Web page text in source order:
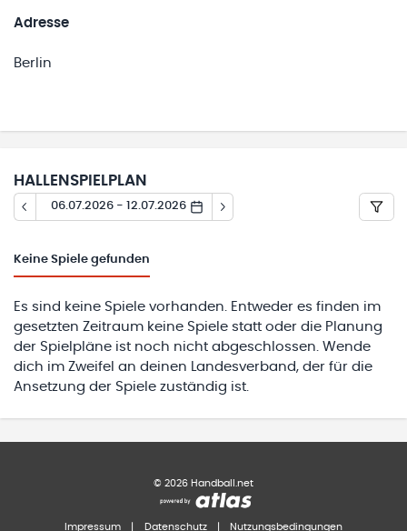
Adresse
Berlin
HALLENSPIELPLAN
06.07.2026 - 12.07.2026
Keine Spiele gefunden
Es sind keine Spiele vorhanden. Entweder es finden im
gesetzten Zeitraum keine Spiele statt oder die Planung
der Spielpläne ist noch nicht abgeschlossen. Wende
dich im Zweifel an deinen Landesverband, der für die
Ansetzung der Spiele zuständig ist.
© 2026 Handball.net
Impressum Datenschutz Nutzungsbedingungen